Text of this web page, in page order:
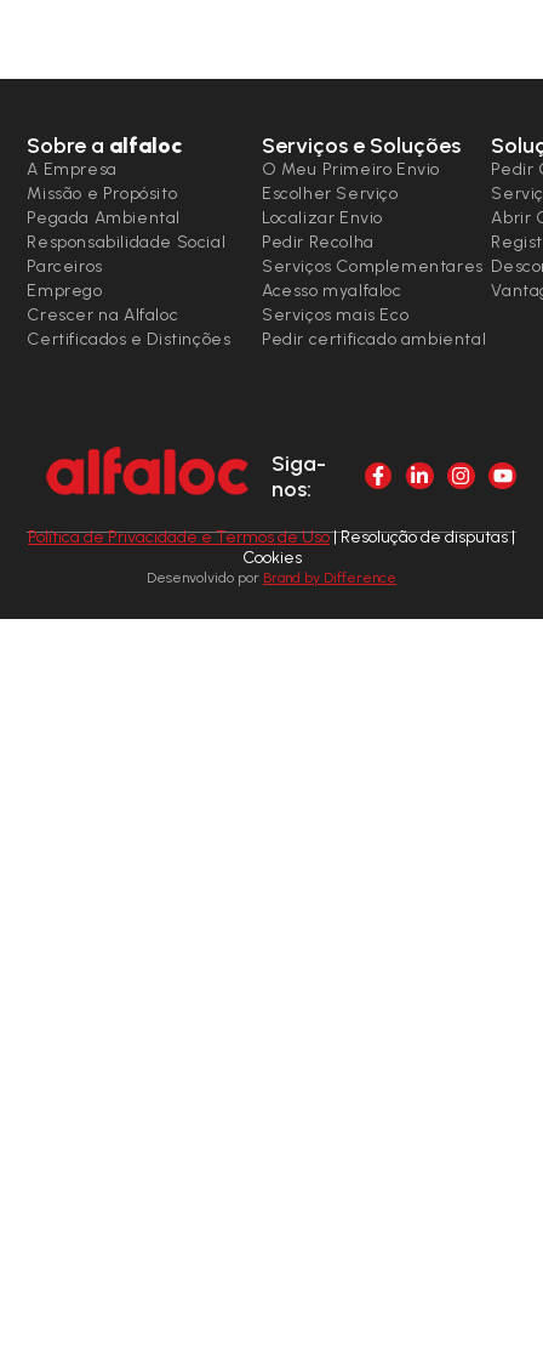
Sobre a alfaloc
A Empresa
Missão e Propósito
Pegada Ambiental
Responsabilidade Social
Parceiros
Emprego
Crescer na Alfaloc
Certificados e Distinções
Serviços e Soluções
O Meu Primeiro Envio
Escolher Serviço
Localizar Envio
Pedir Recolha
Serviços Complementares
Acesso myalfaloc
Serviços mais Eco
Pedir certificado ambiental
Pedir
Abrir
Siga-
nos:
Política de Privacidade e Termos de Uso| Resolução de disputas |
Cookies
Desenvolvido por Brand by Difference